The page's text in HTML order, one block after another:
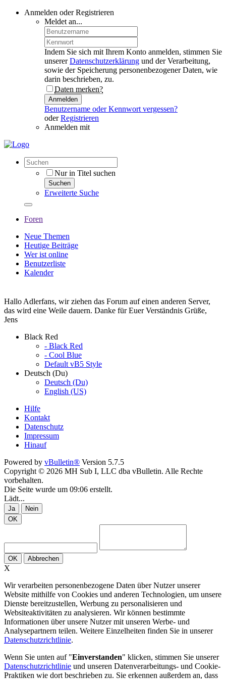
Anmelden oder Registrieren
Meldet an...
Indem Sie sich mit Ihrem Konto anmelden, stimmen Sie
unsererDatenschutzerklärung und der Verarbeitung,
sowie der Speicherung personenbezogener Daten, wie
darin beschrieben, zu.
Daten merken?
Anmelden
Benutzername oder Kennwort vergessen?
oderRegistrieren
Anmelden mit
Nur in Titel suchen
Suchen
Erweiterte Suche
Foren
Neue Themen
Heutige Beiträge
Wer ist online
Benutzerliste
Kalender
Hallo Adlerfans, wir ziehen das Forum auf einen anderen Server,
das wird eine Weile dauern. Danke für Euer Verständnis Grüße,
Jens
Black Red
- Black Red
- Cool Blue
Default vB5 Style
Deutsch (Du)
Deutsch (Du)
English (US)
Hilfe
Kontakt
Datenschutz
Impressum
Hinauf
Powered by vBulletin® Version 5.7.5
Copyright © 2026 MH Sub I, LLC dba vBulletin. Alle Rechte
vorbehalten.
Die Seite wurde um 09:06 erstellt.
Lädt...
Ja
Nein
OK
OK Abbrechen
X
Wir verarbeiten personenbezogene Daten über Nutzer unserer
Website mithilfe von Cookies und anderen Technologien, um unsere
Dienste bereitzustellen, Werbung zu personalisieren und
Websiteaktivitäten zu analysieren. Wir können bestimmte
Informationen über unsere Nutzer mit unseren Werbe- und
Analysepartnern teilen. Weitere Einzelheiten finden Sie in unserer
Datenschutzrichtlinie.
Wenn Sie unten auf "Einverstanden" klicken, stimmen Sie unserer
Datenschutzrichtlinie und unseren Datenverarbeitungs- und Cookie-
Praktiken wie dort beschrieben zu. Sie erkennen außerdem an, dass